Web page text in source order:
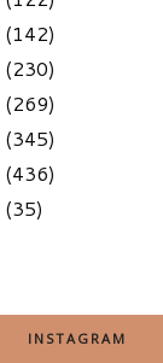
(142)
(230)
(269)
(345)
(436)
(35)
INSTAGRAM